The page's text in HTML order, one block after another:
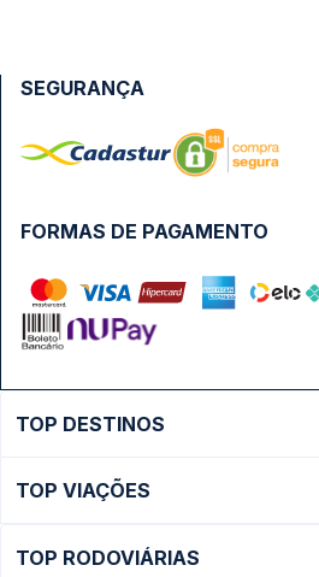
FORMAS DE PAGAMENTO
SEGURANÇA
TOP DESTINOS
Ônibus São Paulo
TOP VIAÇÕES
TOP RODOVIÁRIAS